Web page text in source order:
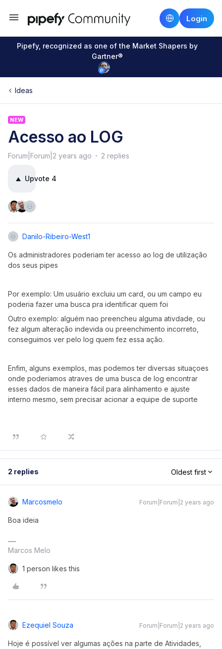
Login
Pipefy, recognized as one of the Market Shapers by
Gartner®
Ideas
NEW
Acesso ao LOG
Forum|Forum|2 years ago 2 replies
Upvote 4
Danilo-Ribeiro-West1
Os administradores poderiam ter acesso ao log de utilização
dos seus pipes
Por exemplo: Um usuário excluiu um card, ou um campo eu
poderia fazer uma busca pra identificar quem foi
Outro exemplo: alguém nao preencheu alguma ativdade, ou
fez algum alteração indevida ou preenchimento incorreto,
conseguimos ver pelo log quem fez essa ação.
Enfim, alguns exemplos, mas podemos ter diversas situaçoes
onde poderiamos atraves de uma busca de log encontrar
esses dados de maneira fácil para alinhamento e ajuste
interno mesmo, sem precisar acionar a equipe de suporte
2 replies Oldest first
Marcosmelo Forum|Forum|2 years ago
Boa ideia
Marcos Melo
1 person likes this
Ezequiel Souza Forum|Forum|2 years ago
Hoje é possível ver algumas ações na parte de Atividades,